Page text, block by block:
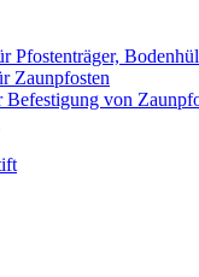
Pfostenträger,
Zaunpfosten
Befestigung von